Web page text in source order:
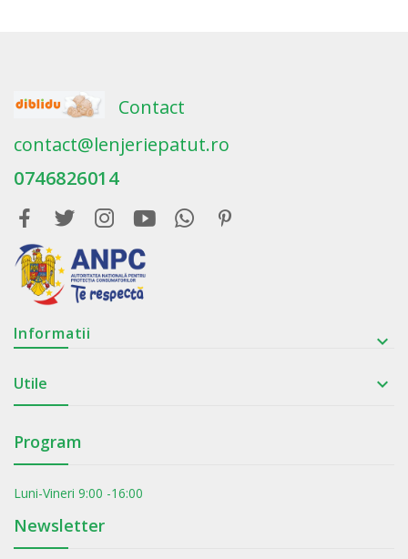
Contact
contact@lenjeriepatut.ro
0746826014
Informatii 
Utile 
Program
Luni-Vineri 9:00 -16:00
Newsletter